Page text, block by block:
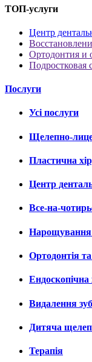
ТОП-услуги
Центр
Ортодонтия и
Подростковая
Послуги
Усі послуги
Щелепно-
Пластична
Центр
Все-на-
Нарощування
Ортодонтія
Ендоскопічна
Видалення
Дитяча
Терапія